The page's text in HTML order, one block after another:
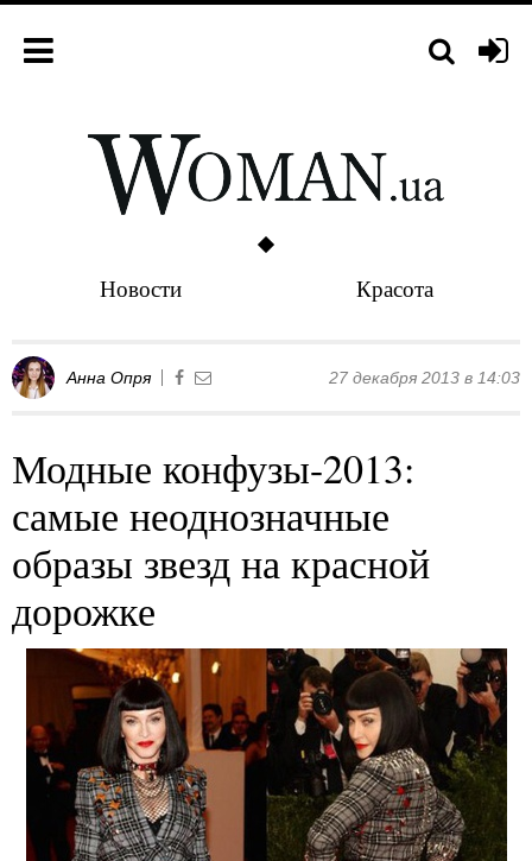
Новости Красота
Анна Опря 27 декабря 2013 в 14:03
Модные конфузы-2013:
самые неоднозначные
образы звезд на красной
дорожке